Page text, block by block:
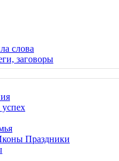
слова
заговоры
Праздники